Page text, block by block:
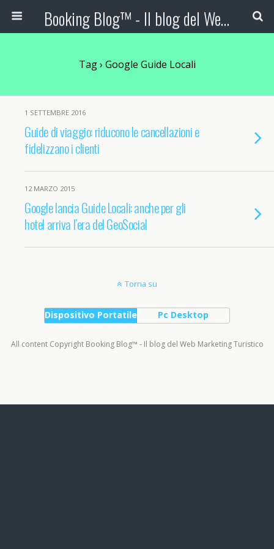
Booking Blog™ - Il blog del Web Marketing Turistico
Tag › Google Guide Locali
1 SETTEMBRE 2016
Guide di viaggio: riducono le cancellazioni e
fidelizzano i clienti
12 MARZO 2015
Google lancia Guide Locali: anche per gli
hotel arriva l’era del GeoSocial
Torna su
Dispositivo Portatile Pc Desktop
All content Copyright Booking Blog™ - Il blog del Web Marketing Turistico